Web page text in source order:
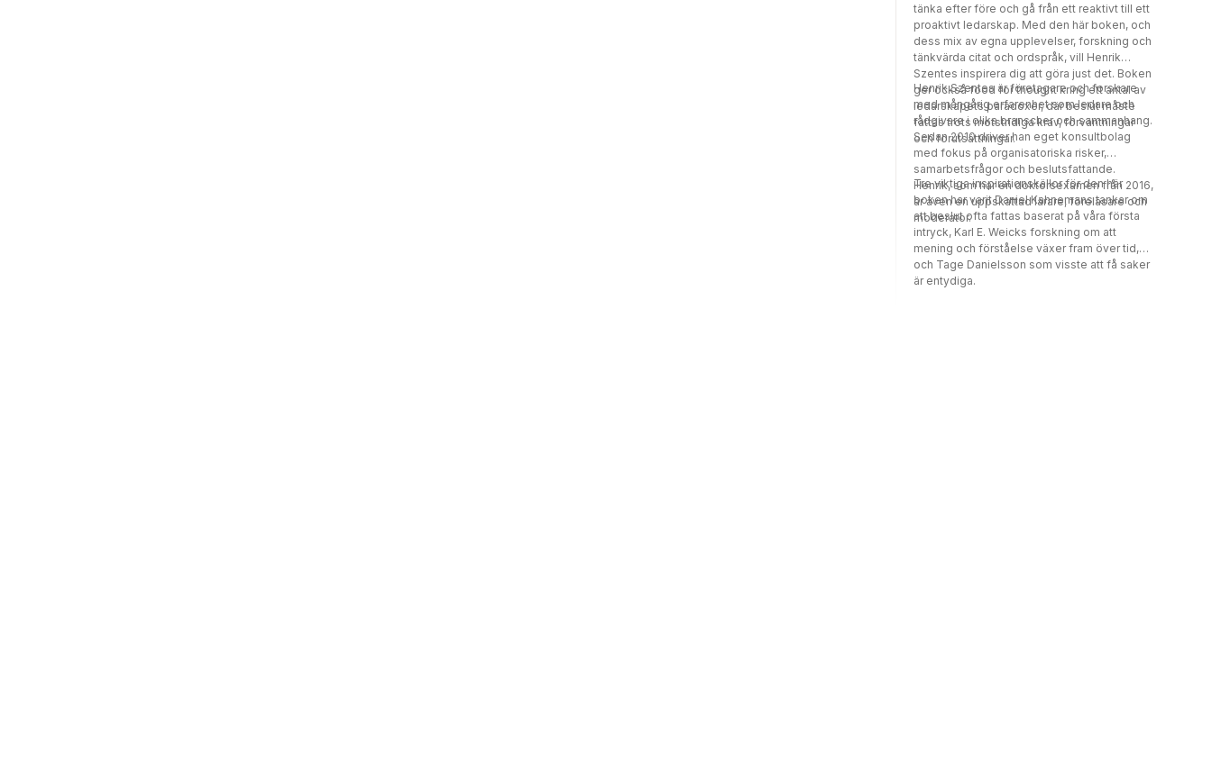
tänka efter före och gå från ett reaktivt till ett
proaktivt ledarskap. Med den här boken, och
dess mix av egna upplevelser, forskning och
tänkvärda citat och ordspråk, vill Henrik
Szentes inspirera dig att göra just det. Boken
ger också food for thought kring ett antal av
ledarskapets paradoxer, där beslut måste
fattas trots motstridiga krav, förväntningar
och förutsättningar.
Henrik Szentes är företagare och forskare
med mångårig erfarenhet som ledare och
rådgivare i olika branscher och sammanhang.
Sedan 2010 driver han eget konsultbolag
med fokus på organisatoriska risker,
samarbetsfrågor och beslutsfattande.
Henrik, som har en doktorsexamen från 2016,
är även en uppskattad lärare, föreläsare och
moderator.
Tre viktiga inspirationskällor för den här
boken har varit Daniel Kahnemans tankar om
att beslut ofta fattas baserat på våra första
intryck, Karl E. Weicks forskning om att
mening och förståelse växer fram över tid,
och Tage Danielsson som visste att få saker
är entydiga.